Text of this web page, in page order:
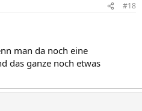
#18
man da noch eine
das ganze noch etwas